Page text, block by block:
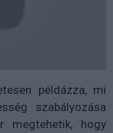
példázza, mi
szabályozása
megtehetik, hogy